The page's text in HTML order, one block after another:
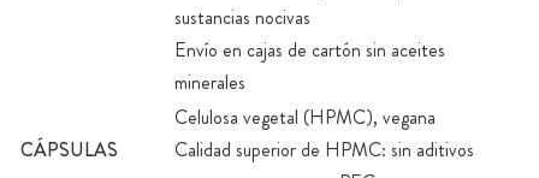
sustancias nocivas
Envío en cajas de cartón sin aceites
minerales
CÁPSULAS
Celulosa vegetal (HPMC), vegana
Calidad superior de HPMC: sin aditivos